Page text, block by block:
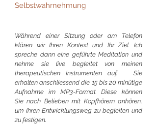
Selbstwahrnehmung
Während einer Sitzung oder am Telefon
klären wir Ihren Kontext und Ihr Ziel. Ich
spreche dann eine geführte Meditation und
nehme sie live begleitet von meinen
therapeutischen Instrumenten auf. Sie
erhalten anschliessend die 15 bis 20 minütige
Aufnahme im MP3-Format. Diese können
Sie nach Belieben mit Kopfhörern anhören,
um Ihren Entwicklungsweg zu begleiten und
zu festigen.